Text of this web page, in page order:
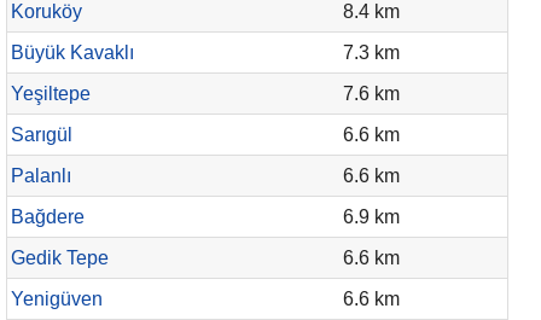
Koruköy
8.4 km
Büyük Kavaklı
7.3 km
Yeşiltepe
7.6 km
Sarıgül
6.6 km
Palanlı
6.6 km
Bağdere
6.9 km
Gedik Tepe
6.6 km
Yenigüven
6.6 km